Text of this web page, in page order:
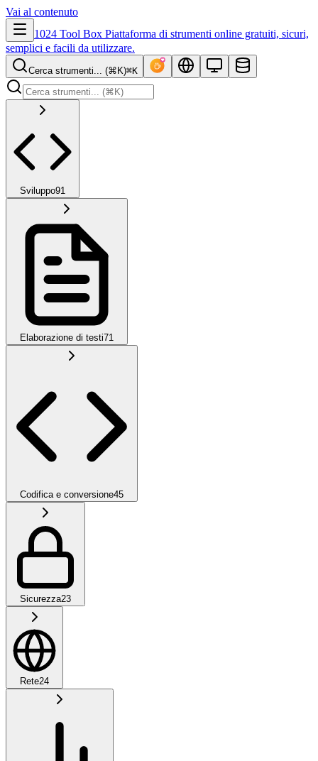
Vai al contenuto
1024 Tool Box Piattaforma di strumenti online gratuiti, sicuri,
semplici e facili da utilizzare.
Cerca strumenti... (⌘K)⌘K
Sviluppo91
Elaborazione di testi71
Codifica e conversione45
Sicurezza23
Rete24